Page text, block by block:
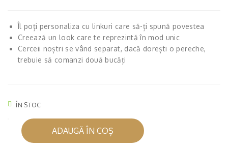
LA
NȚ
Îl poți personaliza cu linkuri care să-ți spună povestea
Creează un look care te reprezintă în mod unic
Cerceii noștri se vând separat, dacă dorești o pereche,
trebuie să comanzi două bucăți
ÎN STOC
Cantitate
CERCEL
ADAUGĂ ÎN COȘ